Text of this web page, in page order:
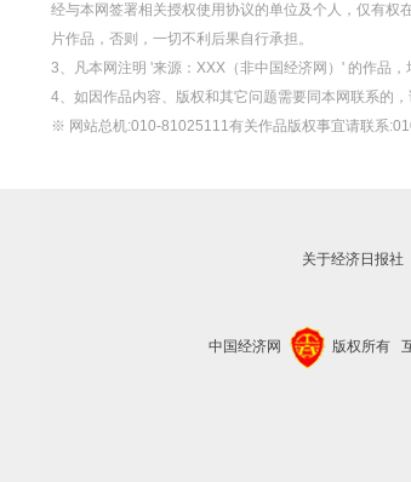
经与本网签署相关授权使用协议的单位及个人，仅有权
片作品，否则，一切不利后果自行承担。
3、凡本网注明 '来源：XXX（非中国经济网）' 的作品
4、如因作品内容、版权和其它问题需要同本网联系的，
※ 网站总机:010-81025111有关作品版权事宜请联系
关于经济日报社
中国经济网 版权所有